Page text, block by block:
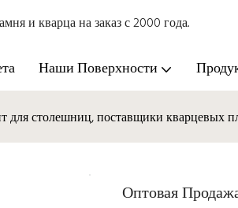
и кварца на заказ с 2000 года.
Наши Поверхности
для столешниц, поставщики кварцевых
Оптовая